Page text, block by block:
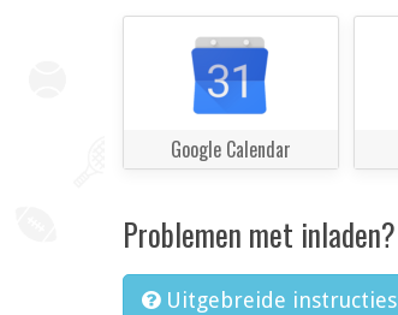
Google Calendar
Problemen met inladen?
Uitgebreide instructies